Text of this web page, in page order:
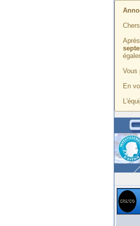
Vous
En